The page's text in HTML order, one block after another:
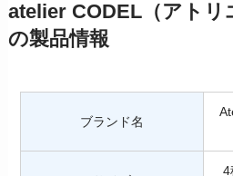
atelier CODEL（アトリ
の製品情報
ブランド名
4